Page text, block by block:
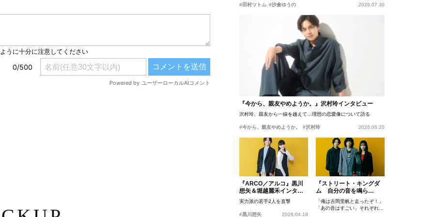
#田村ツトム #沙倉ゆうの 2026.07.30
『今から、親友やめようか。』沢村玲インタビュー
沢村玲、親友から一線を越えて…理想の恋愛像について語る
#今から、親友やめようか。 #沢村玲 2026.06.20
『ARCO／アルコ』黒川
想矢＆堀越麗禾インタビ
ュー
実力派の若手2人を直撃
#黒川想矢 2026.04.18
『ストリート・キングダ
ム 自分の音を鳴ら
せ。』峯田和伸、若葉竜
也、吉岡里帆インタビュ
ー
「俺は吉岡里帆と走ったぞ！」
「あの音はすごい」それぞれの